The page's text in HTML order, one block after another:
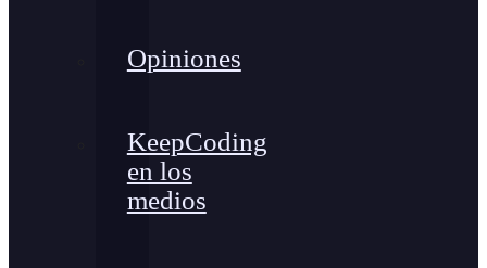
Opiniones
KeepCoding
en los
medios